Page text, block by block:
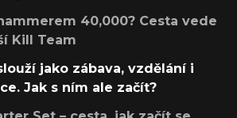
40,000? Cesta vede
Kill Team
jako zábava, vzdělání i
Jak s ním ale začít?